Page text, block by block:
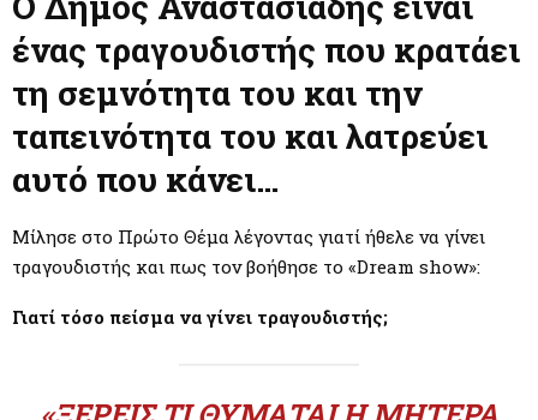
E
N
U
ένας τραγουδιστής που κρατάει
τη σεμνότητα του και την
ταπεινότητα του και λατρεύει
αυτό που κάνει…
Μίλησε στο Πρώτο Θέμα λέγοντας γιατί ήθελε να γίνει
τραγουδιστής και πως τον βοήθησε το «Dream show»:
Γιατί τόσο πείσμα να γίνει τραγουδιστής;